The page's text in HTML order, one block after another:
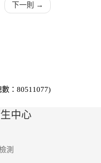
下一則 →
：80511077)
中心
測